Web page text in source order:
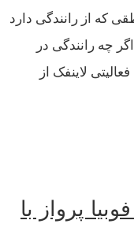
که از رانندگی دارد
چه رانندگی در
لاینفک از
پرواز با